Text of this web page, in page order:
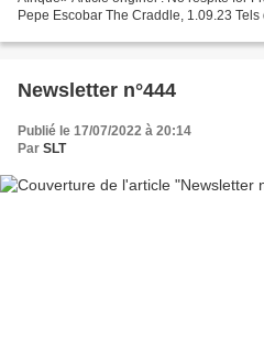
Pepe Escobar The Craddle, 1.09.23
Newsletter n°444
Publié le 17/07/2022 à 20:14
Par SLT